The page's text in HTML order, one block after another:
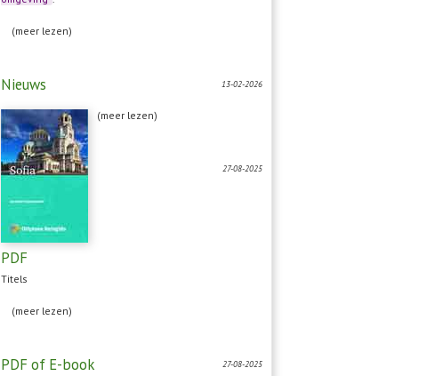
(meer lezen)
13-02-2026
Nieuws
(meer lezen)
27-08-2025
PDF
Titels
(meer lezen)
27-08-2025
PDF of E-book